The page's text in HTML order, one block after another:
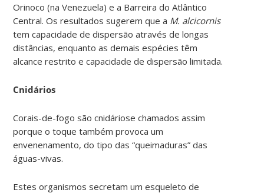
Orinoco (na Venezuela) e a Barreira do Atlântico
Central. Os resultados sugerem que a M. alcicornis
tem capacidade de dispersão através de longas
distâncias, enquanto as demais espécies têm
alcance restrito e capacidade de dispersão limitada.
Cnidários
Corais-de-fogo são cnidáriose chamados assim
porque o toque também provoca um
envenenamento, do tipo das “queimaduras” das
águas-vivas.
Estes organismos secretam um esqueleto de